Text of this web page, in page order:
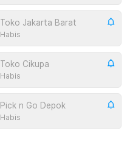
Toko Jakarta Barat
Habis
Toko Cikupa
Habis
Pick n Go Depok
Habis